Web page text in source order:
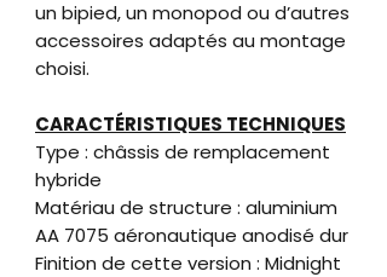
un bipied, un monopod ou d’autres
accessoires adaptés au montage
choisi.
CARACTÉRISTIQUES TECHNIQUES
Type : châssis de remplacement
hybride
Matériau de structure : aluminium
AA 7075 aéronautique anodisé dur
Finition de cette version : Midnight